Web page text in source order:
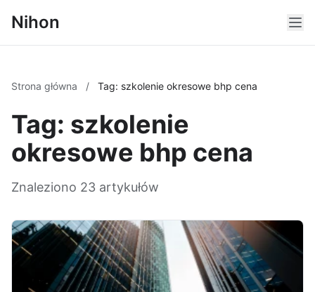
Nihon
Strona główna / Tag: szkolenie okresowe bhp cena
Tag: szkolenie
okresowe bhp cena
Znaleziono 23 artykułów